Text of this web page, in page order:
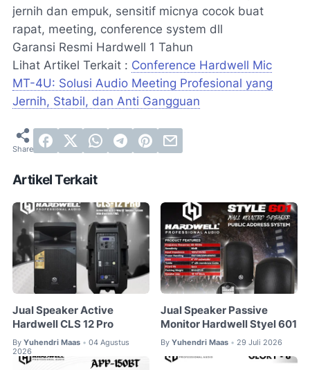
jernih dan empuk, sensitif micnya cocok buat
rapat, meeting, conference system dll
Garansi Resmi Hardwell 1 Tahun
Lihat Artikel Terkait : Conference Hardwell Mic
MT-4U: Solusi Audio Meeting Profesional yang
Jernih, Stabil, dan Anti Gangguan
Artikel Terkait
Jual Speaker Active
Hardwell CLS 12 Pro
By Yuhendri Maas • 04 Agustus
2026
Jual Speaker Passive
Monitor Hardwell Styel 601
By Yuhendri Maas • 29 Juli 2026